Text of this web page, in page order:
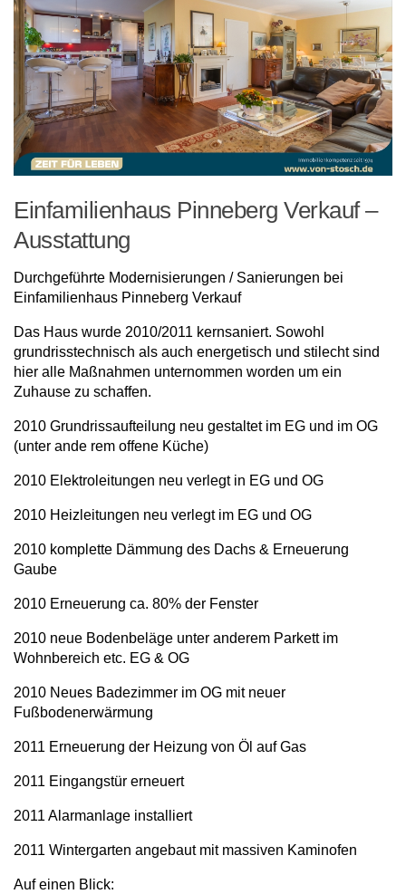
Einfamilienhaus Pinneberg Verkauf –
Ausstattung
Durchgeführte Modernisierungen / Sanierungen bei
Einfamilienhaus Pinneberg Verkauf
Das Haus wurde 2010/2011 kernsaniert. Sowohl
grundrisstechnisch als auch energetisch und stilecht sind
hier alle Maßnahmen unternommen worden um ein
Zuhause zu schaffen.
2010 Grundrissaufteilung neu gestaltet im EG und im OG
(unter ande rem offene Küche)
2010 Elektroleitungen neu verlegt in EG und OG
2010 Heizleitungen neu verlegt im EG und OG
2010 komplette Dämmung des Dachs & Erneuerung
Gaube
2010 Erneuerung ca. 80% der Fenster
2010 neue Bodenbeläge unter anderem Parkett im
Wohnbereich etc. EG & OG
2010 Neues Badezimmer im OG mit neuer
Fußbodenerwärmung
2011 Erneuerung der Heizung von Öl auf Gas
2011 Eingangstür erneuert
2011 Alarmanlage installiert
2011 Wintergarten angebaut mit massiven Kaminofen
Auf einen Blick: